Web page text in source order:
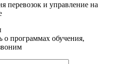
перевозок и управление на
о программах обучения,